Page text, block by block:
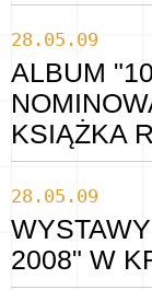
28.05.09
ALBUM
KSIĄŻKA
28.05.09
2008" W